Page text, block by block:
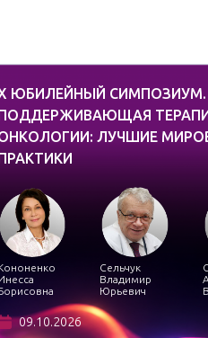
ЮБИЛЕЙНЫЙ СИМПОЗИУМ.
ЛУЧШИЕ
Сельчук
Владимир
Юрьевич
09.10.2026